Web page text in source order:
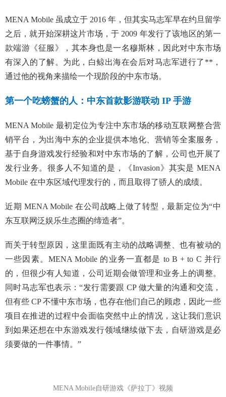
MENA Mobile 虽成立于 2016 年，但其实马志军早在约旦留学
之后，就开始深耕这片市场，于 2009 年发行了该地区的第一
款端游《征服》，其本身也是一名穆斯林，因此对中东市场
有深入的了解。为此，白鲸出海在会后对马志军进行了**，
通过他的视角来描绘一个现阶段的中东市场。
第一个吃螃蟹的人：中东首款影游联动 IP 手游
MENA Mobile 最初定位为专注中东市场的移动互联网整合营
销平台，为出海中东的企业提供本地化、营销等全案服务，
基于自身游戏发行经验和对中东市场的了解，公司也开展了
发行业务。很多人不知道的是，《Invasion》其实是 MENA
Mobile 在中东区域代理发行的，而且取得了骄人的成绩。
近期 MENA Mobile 在公司战略上做了转型，最新定位为“中
东互联网泛娱乐生态圈的缔造者”。
而关于转型原因，这里面既有主动的战略调整、也有被动的
一些因素。MENA Mobile 的业务一直都是 to B + to C 并行
的，但很少有人知道，公司近期会做管理和业务上的调整。
同时马志军也表示：“发行需要跟 CP 做大量的沟通和交流，
但有些 CP 不懂中东市场，也存在他们自己的顾虑，因此一些
项目在推进的过程中会面临突然中止的情况，这让我们意识
到如果还想在中东游戏发行领域继续做下去，自研游戏是必
须要做的一件事情。”
MENA Mobile自研游戏《萨拉丁》视频